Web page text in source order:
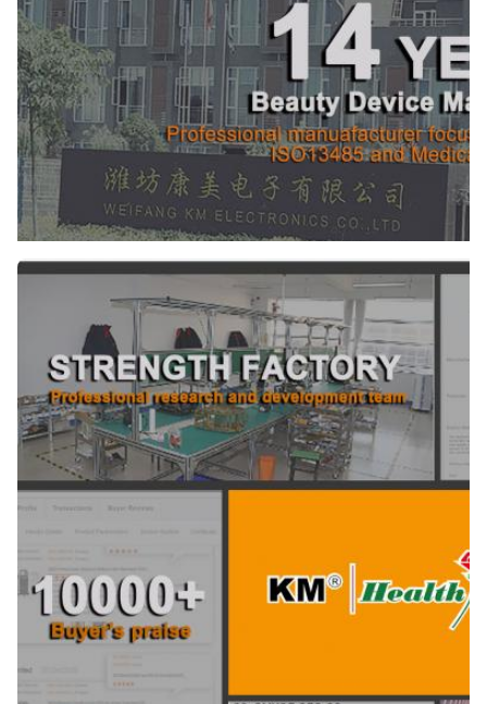
신체, 비키니/친밀한, 다리/팔, 기타
Handles:
2/4피스 핸들
Product Name:
고강도 전자석 슬림 미용기
Shape Of Stimulatio:
펄스: 변형된 파동
Pulsation::
300us
Output Intensity::
0~7테슬라
Treatment Area:
배, 허벅지, 팔
Screen:
10인치 터치스크린
Aesthetic Machines Type:
EMS 바디 스컬프
After-Sales Service Provided:
디오 기술 지원, 현장 유지 보수 및 수리 서비스
Warranty:
2년
Name:
네오 머신